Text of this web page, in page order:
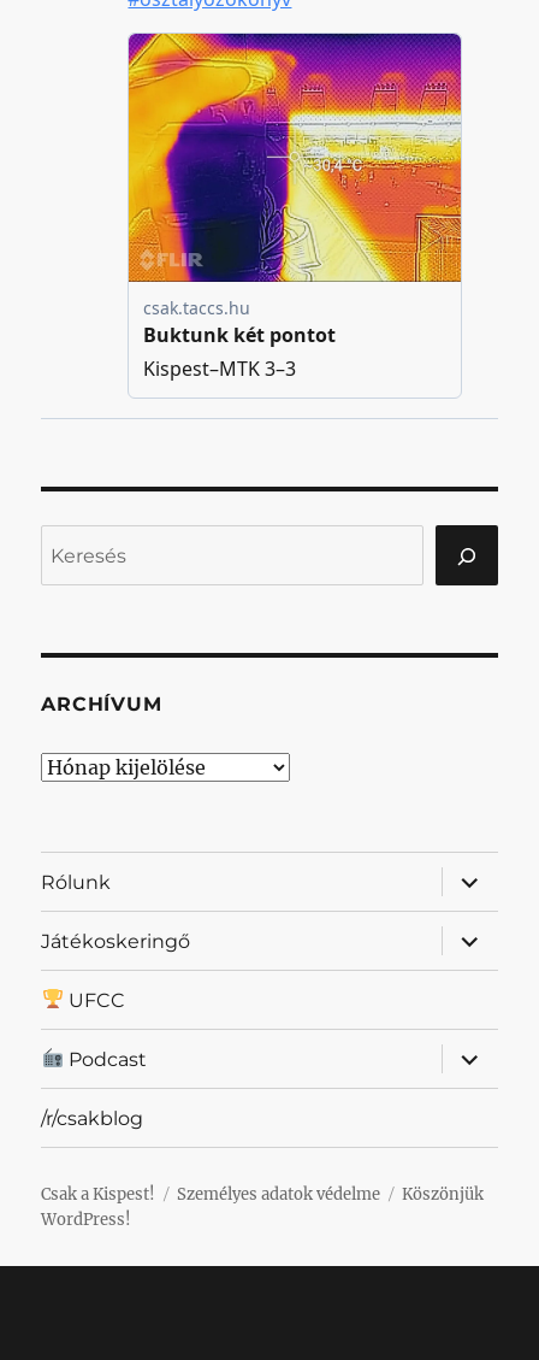
ARCHÍVUM
Archívum
Rólunk
almenü
Játékoskeringő
almenü
UFCC
Podcast
almenü
/r/csakblog
Csak a Kispest! Személyes adatok védelme
Köszönjük
WordPress!